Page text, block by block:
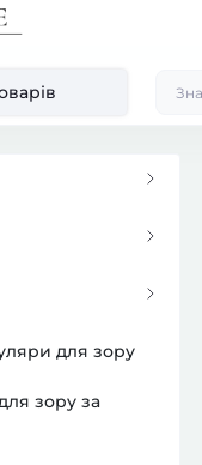
для зору
зору за